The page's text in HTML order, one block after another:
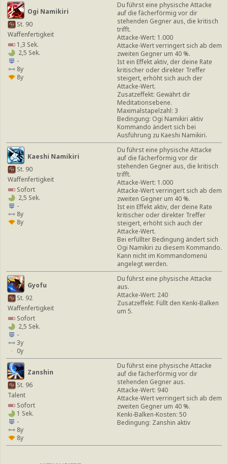
Ogi Namikiri
St. 90
Waffenfertigkeit
1,3 Sek.
2,5 Sek.
-
8y
8y
Du führst eine physische Attacke
auf die fächerförmig vor dir
stehenden Gegner aus, die kritisch
trifft.
Attacke-Wert: 1.000
Attacke-Wert verringert sich ab dem
zweiten Gegner um 40 %.
Ist ein Effekt aktiv, der deine Rate
kritischer oder direkter Treffer
steigert, erhöht sich auch der
Attacke-Wert.
Zusatzeffekt: Gewährt dir
Meditationsebene.
Maximalstapelzahl: 3
Bedingung: Ogi Namikiri aktiv
Kommando ändert sich bei
Ausführung zu Kaeshi Namikiri.
Kaeshi Namikiri
St. 90
Waffenfertigkeit
Sofort
2,5 Sek.
-
8y
8y
Du führst eine physische Attacke
auf die fächerförmig vor dir
stehenden Gegner aus, die kritisch
trifft.
Attacke-Wert: 1.000
Attacke-Wert verringert sich ab dem
zweiten Gegner um 40 %.
Ist ein Effekt aktiv, der deine Rate
kritischer oder direkter Treffer
steigert, erhöht sich auch der
Attacke-Wert.
Bei erfüllter Bedingung ändert sich
Ogi Namikiri zu diesem Kommando.
Kann nicht im Kommandomenü
angelegt werden.
Gyofu
St. 92
Waffenfertigkeit
Sofort
2,5 Sek.
-
3y
0y
Du führst eine physische Attacke
aus.
Attacke-Wert: 240
Zusatzeffekt: Füllt den Kenki-Balken
um 5.
Zanshin
St. 96
Talent
Sofort
1 Sek.
-
8y
8y
Du führst eine physische Attacke
auf die fächerförmig vor dir
stehenden Gegner aus.
Attacke-Wert: 940
Attacke-Wert verringert sich ab dem
zweiten Gegner um 40 %.
Kenki-Balken-Kosten: 50
Bedingung: Zanshin aktiv